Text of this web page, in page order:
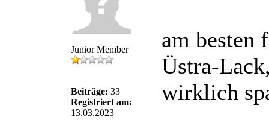
Junior Member
Beiträge: 33
Registriert am:
13.03.2023
am besten
Üstra-
wirklich